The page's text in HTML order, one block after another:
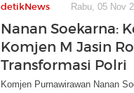
detikNews Rabu, 05 Nov
Nanan Soekarna:
Komjen M Jasin
Transformasi Polri
Komjen Purnawirawan Nanan